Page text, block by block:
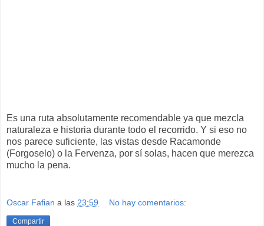
Es una ruta absolutamente recomendable ya que mezcla
naturaleza e historia durante todo el recorrido. Y si eso no
nos parece suficiente, las vistas desde Racamonde
(Forgoselo) o la Fervenza, por sí solas, hacen que merezca
mucho la pena.
Oscar Fafian a las 23:59 No hay comentarios:
Compartir